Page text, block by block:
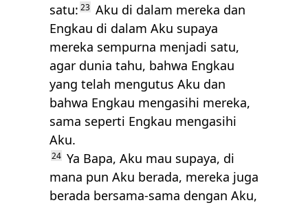
satu: 23 Aku di dalam mereka dan
Engkau di dalam Aku supaya
mereka sempurna menjadi satu,
agar dunia tahu, bahwa Engkau
yang telah mengutus Aku dan
bahwa Engkau mengasihi mereka,
sama seperti Engkau mengasihi
Aku.
24 Ya Bapa, Aku mau supaya, di
mana pun Aku berada, mereka juga
berada bersama-sama dengan Aku,